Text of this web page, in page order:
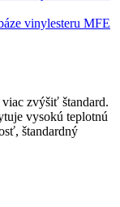
zvýšiť štandard.
vysokú teplotnú
štandardný